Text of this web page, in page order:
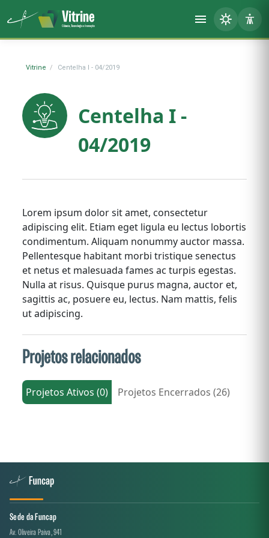
Vitrine Centelha I - 04/2019
Centelha I -
04/2019
Lorem ipsum dolor sit amet, consectetur
adipiscing elit. Etiam eget ligula eu lectus lobortis
condimentum. Aliquam nonummy auctor massa.
Pellentesque habitant morbi tristique senectus
et netus et malesuada fames ac turpis egestas.
Nulla at risus. Quisque purus magna, auctor et,
sagittis ac, posuere eu, lectus. Nam mattis, felis
ut adipiscing.
Projetos relacionados
Projetos Ativos (0) Projetos Encerrados (26)
Sede da Funcap
Av. Oliveira Paiva, 941